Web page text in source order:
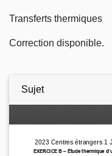
Transferts thermiques
Correction disponible.
Sujet